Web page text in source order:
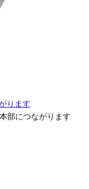
ります
部につながります